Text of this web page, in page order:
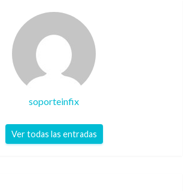
soporteinfix
Ver todas las entradas